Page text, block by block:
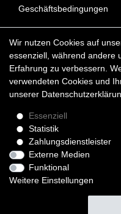
Geschäftsbedingungen
Datenschutzerklärung
FAQ - Häufig gestellte
Copyright © 2022
*Die Lieferzeit für
Werktage innerhalb
Wir nutzen Cookies auf
essenziell, während andere
Erfahrung zu verbessern.
verwendeten Cookies und
unserer
Essenziell
Statistik
Zahlungsdienstleister
Externe Medien
Funktional
Weitere Einstellungen